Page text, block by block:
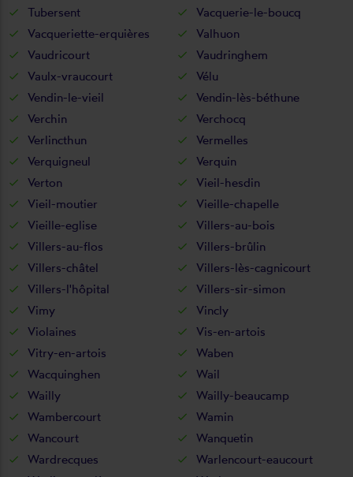
Tubersent
Vacquerie-le-boucq
Vacqueriette-erquières
Valhuon
Vaudricourt
Vaudringhem
Vaulx-vraucourt
Vélu
Vendin-le-vieil
Vendin-lès-béthune
Verchin
Verchocq
Verlincthun
Vermelles
Verquigneul
Verquin
Verton
Vieil-hesdin
Vieil-moutier
Vieille-chapelle
Vieille-eglise
Villers-au-bois
Villers-au-flos
Villers-brûlin
Villers-châtel
Villers-lès-cagnicourt
Villers-l'hôpital
Villers-sir-simon
Vimy
Vincly
Violaines
Vis-en-artois
Vitry-en-artois
Waben
Wacquinghen
Wail
Wailly
Wailly-beaucamp
Wambercourt
Wamin
Wancourt
Wanquetin
Wardrecques
Warlencourt-eaucourt